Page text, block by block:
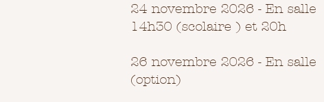
24 novembre 2026 - En salle
14h30 (scolaire ) et 20h
26 novembre 2026 - En salle
(option)​